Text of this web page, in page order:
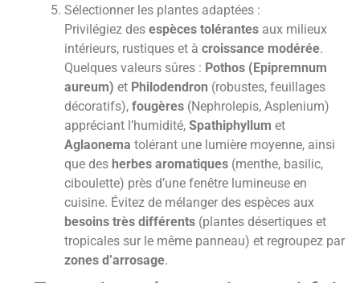
Sélectionner les plantes adaptées :
Privilégiez des espèces tolérantes aux milieux
intérieurs, rustiques et à croissance modérée.
Quelques valeurs sûres : Pothos (Epipremnum
aureum) et Philodendron (robustes, feuillages
décoratifs), fougères (Nephrolepis, Asplenium)
appréciant l’humidité, Spathiphyllum et
Aglaonema tolérant une lumière moyenne, ainsi
que des herbes aromatiques (menthe, basilic,
ciboulette) près d’une fenêtre lumineuse en
cuisine. Évitez de mélanger des espèces aux
besoins très différents (plantes désertiques et
tropicales sur le même panneau) et regroupez par
zones d’arrosage.